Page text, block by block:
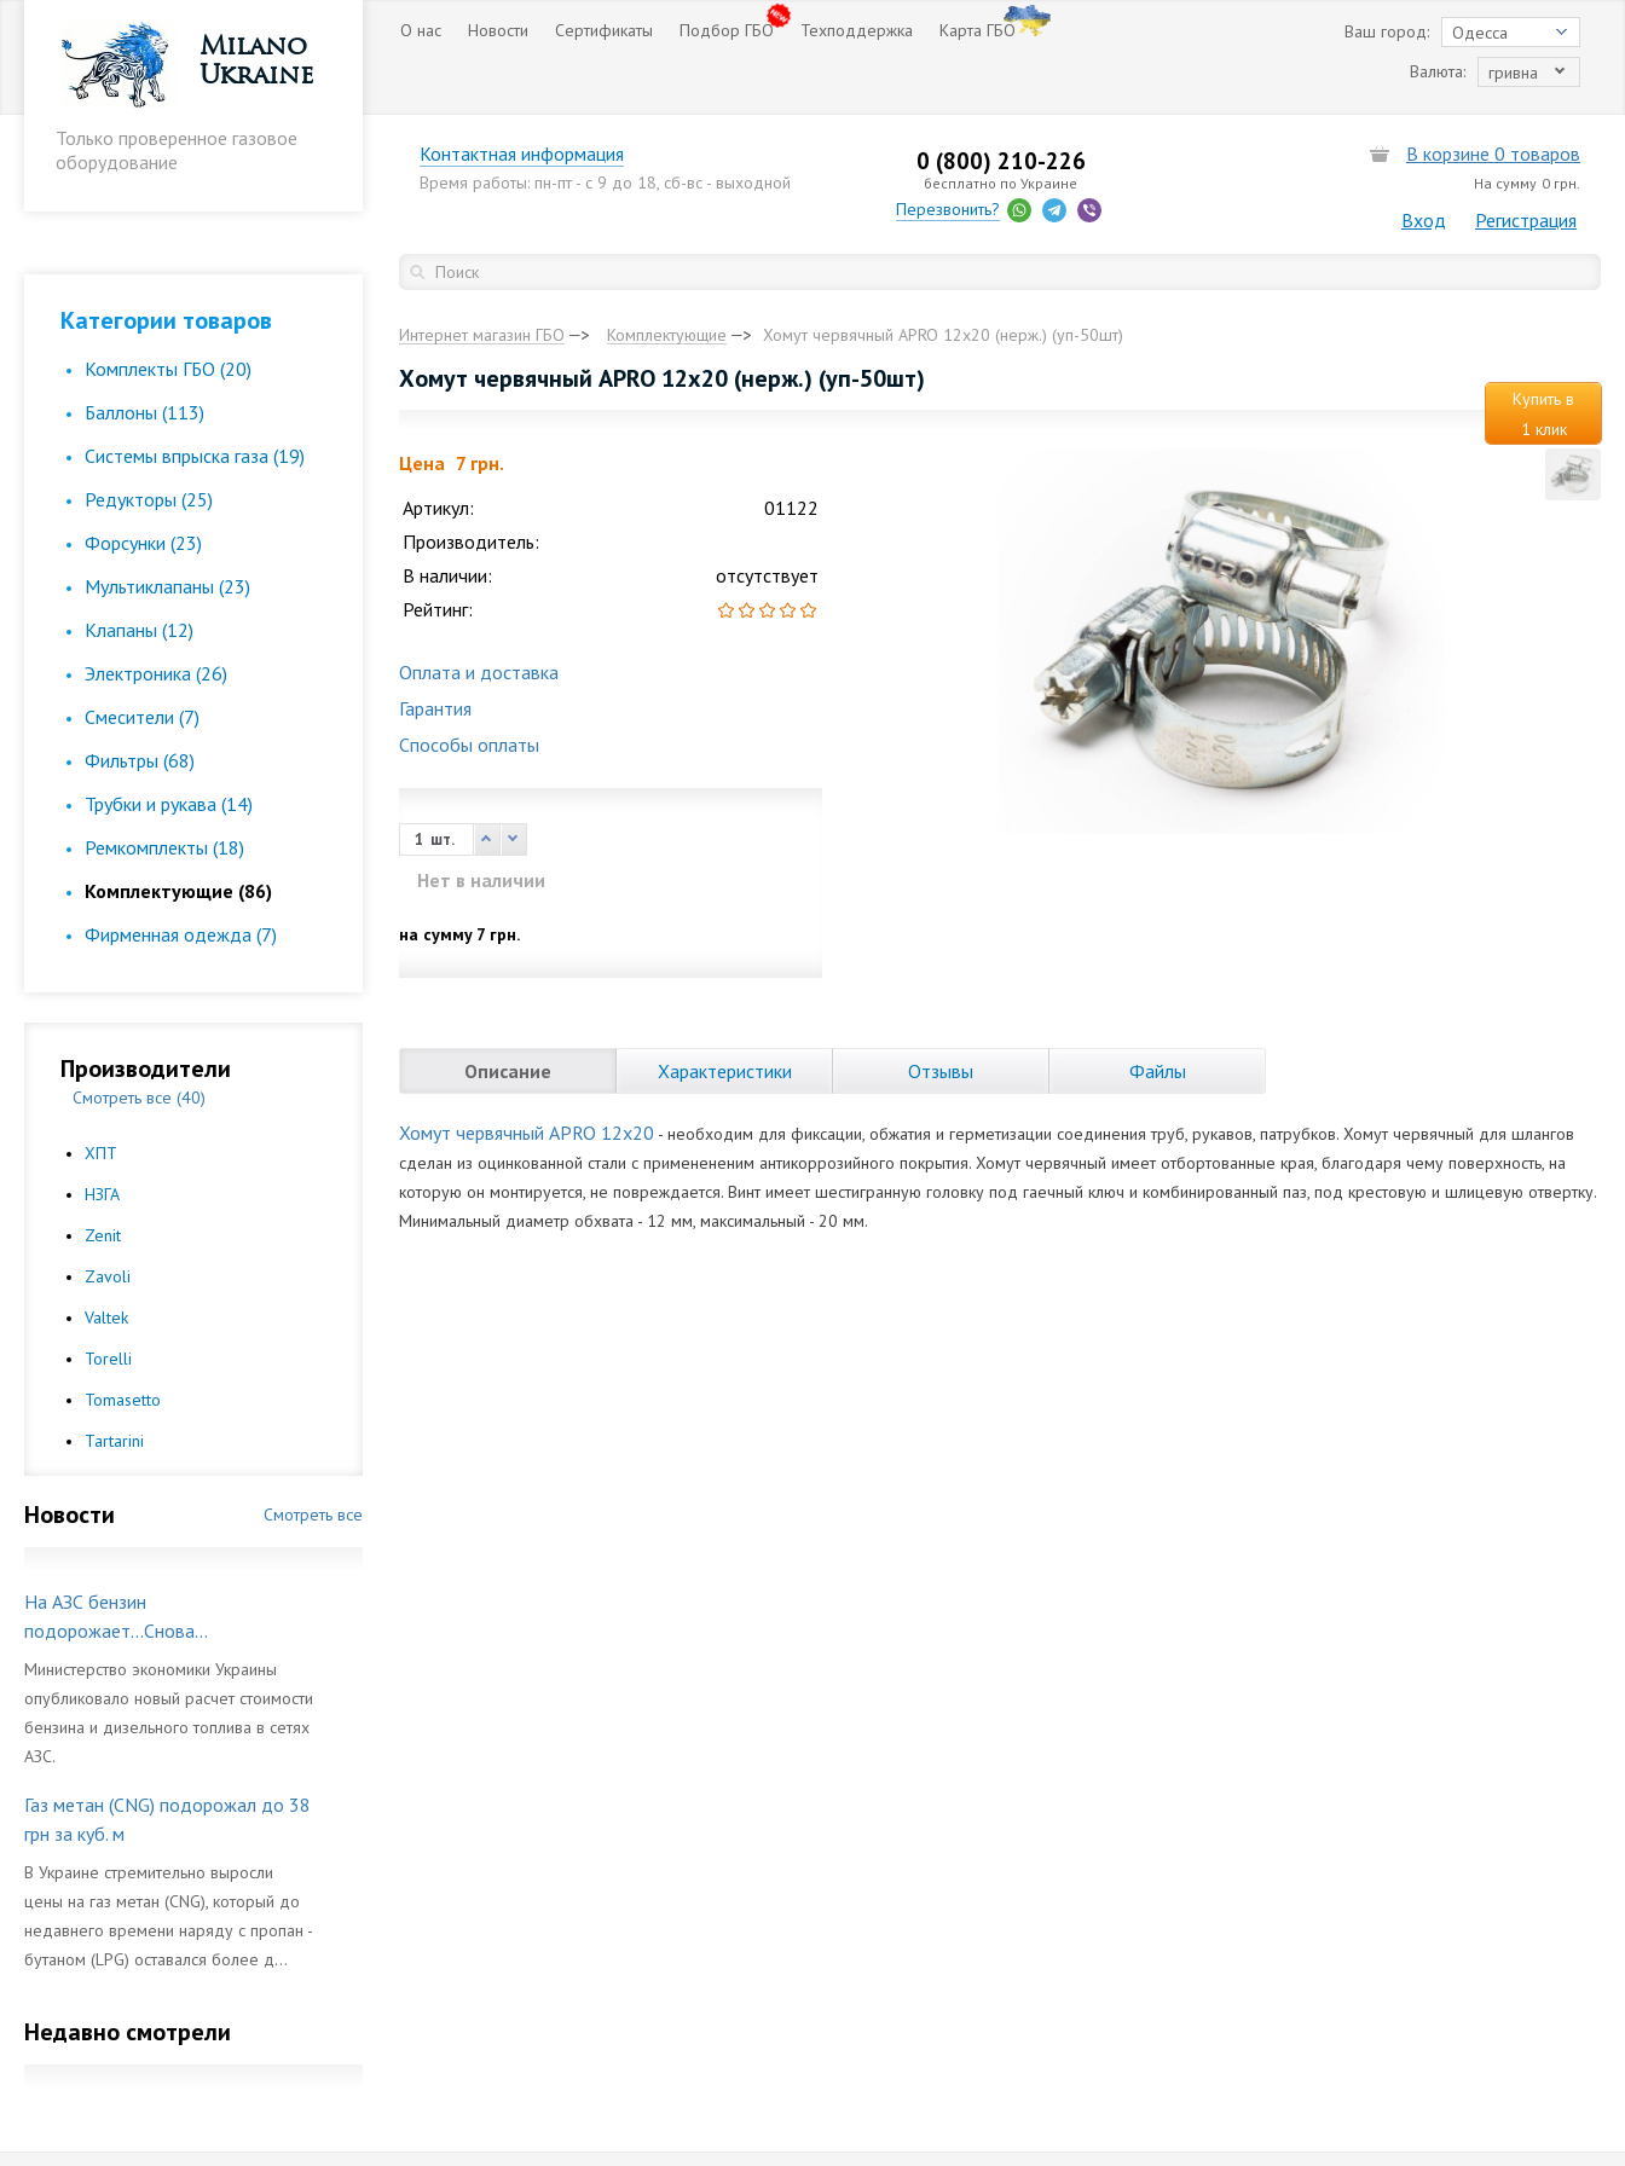
Milano
Ukraine
Только проверенное газовое
оборудование
О нас Новости Сертификаты Подбор ГБО Техподдержка Карта ГБО Одесса
Ваш город:
гривна
Валюта:
Контактная информация
Время работы: пн-пт - с 9 до 18, сб-вс - выходной
0 (800) 210-226
бесплатно по Украине
Перезвонить?
В корзине 0 товаров
На сумму 0 грн.
Вход Регистрация
Категории товаров
Комплекты ГБО (20)
Баллоны (113)
Cистемы впрыска газа (19)
Редукторы (25)
Форсунки (23)
Мультиклапаны (23)
Клапаны (12)
Электроника (26)
Смесители (7)
Фильтры (68)
Трубки и рукава (14)
Ремкомплекты (18)
Комплектующие (86)
Фирменная одежда (7)
Производители
Смотреть все (40)
ХПТ
НЗГА
Zenit
Zavoli
Valtek
Torelli
Tomasetto
Tartarini
Новости Смотреть все
На АЗС бензин
подорожает...Снова...
Министерство экономики Украины
опубликовало новый расчет стоимости
бензина и дизельного топлива в сетях
АЗС.
Газ метан (CNG) подорожал до 38
грн за куб. м
В Украине стремительно выросли
цены на газ метан (CNG), который до
недавнего времени наряду с пропан -
бутаном (LPG) оставался более д...
Недавно смотрели
Интернет магазин ГБО Комплектующие Хомут червячный APRO 12х20 (нерж.) (уп-50шт)
Хомут червячный APRO 12х20 (нерж.) (уп-50шт)
Купить в
1 клик
Цена 7 грн.
Артикул:
01122
Производитель:
В наличии:
отсутствует
Рейтинг:
Оплата и доставка
Гарантия
Способы оплаты
шт.
Нет в наличии
на сумму 7 грн.
Описание Характеристики Отзывы Файлы
Хомут червячный APRO 12х20 - необходим для фиксации, обжатия и герметизации соединения труб, рукавов, патрубков. Хомут червячный для шлангов
сделан из оцинкованной стали с применененим антикоррозийного покрытия. Хомут червячный имеет отбортованные края, благодаря чему поверхность, на
которую он монтируется, не повреждается. Винт имеет шестигранную головку под гаечный ключ и комбинированный паз, под крестовую и шлицевую отвертку.
Минимальный диаметр обхвата - 12 мм, максимальный - 20 мм.